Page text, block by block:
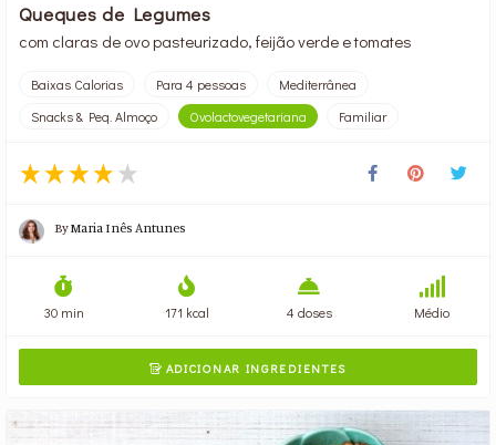
Queques de Legumes
com claras de ovo pasteurizado, feijão verde e tomates
Baixas Calorias Para 4 pessoas
Mediterrânea
Snacks & Peq. Almoço
Ovolactovegetariana Familiar
ByMaria Inês Antunes
30 min 171 kcal 4 doses Médio
ADICIONAR INGREDIENTES